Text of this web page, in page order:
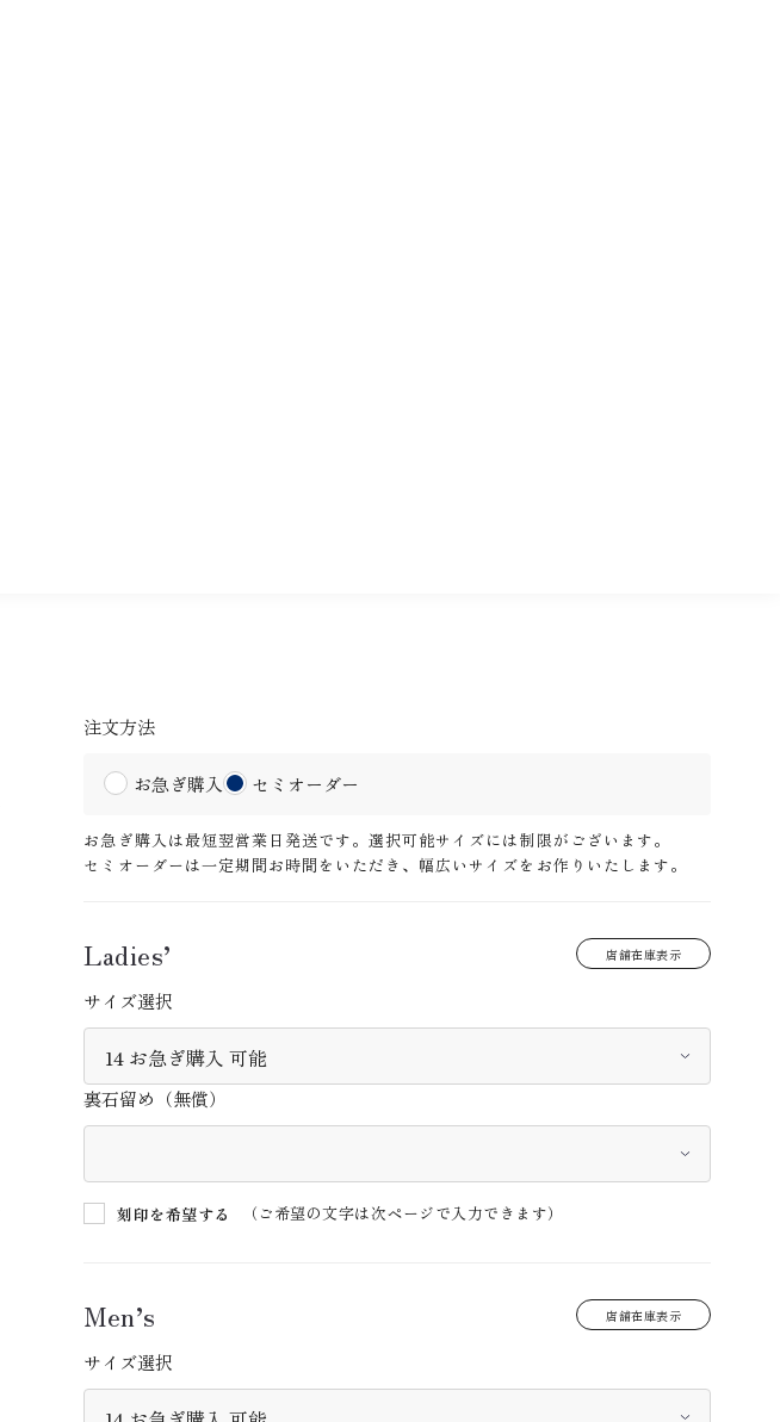
注文方法
お急ぎ購入 セミオーダー
お急ぎ購入は最短翌営業日発送です。選択可能サイズには制限がございます。
セミオーダーは一定期間お時間をいただき、幅広いサイズをお作りいたします。
Ladies’ 店舗在庫表示
サイズ選択
裏石留め（無償）
刻印を希望する （ご希望の文字は次ページで入力できます）
Men’s 店舗在庫表示
サイズ選択